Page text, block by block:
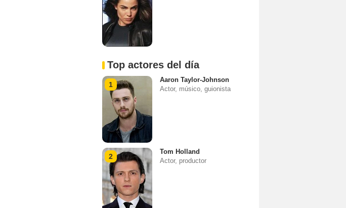
Top actores del día
1
Aaron Taylor-Johnson
Actor, músico, guionista
2
Tom Holland
Actor, productor